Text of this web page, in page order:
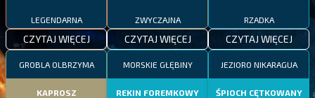
LEGENDARNA
CZYTAJ WIĘCEJ
ZWYCZAJNA
CZYTAJ WIĘCEJ
RZADKA
CZYTAJ WIĘCEJ
GROBLA OLBRZYMA
KAPROSZ
MORSKIE GŁĘBINY
REKIN FOREMKOWY
JEZIORO NIKARAGUA
ŚPIOCH CĘTKOWANY